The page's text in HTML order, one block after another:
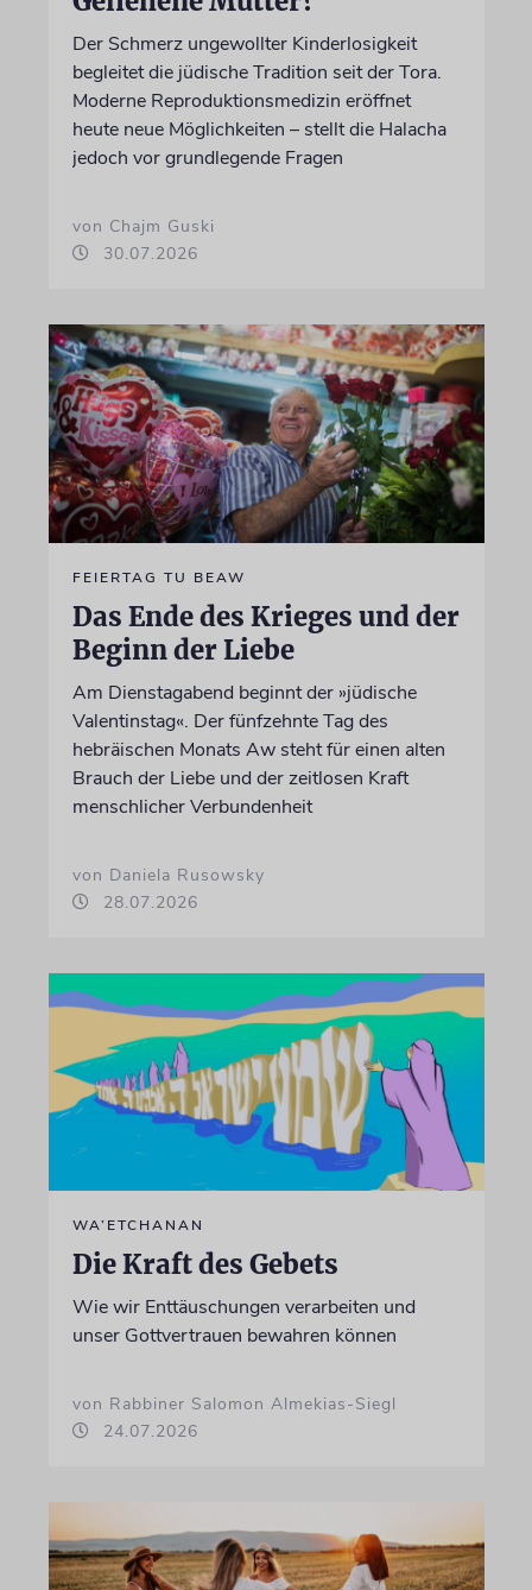
Der Schmerz ungewollter Kinderlosigkeit
begleitet die jüdische Tradition seit der Tora.
Moderne Reproduktionsmedizin eröffnet
heute neue Möglichkeiten – stellt die Halacha
jedoch vor grundlegende Fragen
von Chajm Guski
30.07.2026
FEIERTAG TU BEAW
Das Ende des Krieges und der
Beginn der Liebe
Am Dienstagabend beginnt der »jüdische
Valentinstag«. Der fünfzehnte Tag des
hebräischen Monats Aw steht für einen alten
Brauch der Liebe und der zeitlosen Kraft
menschlicher Verbundenheit
von Daniela Rusowsky
28.07.2026
WA’ETCHANAN
Die Kraft des Gebets
Wie wir Enttäuschungen verarbeiten und
unser Gottvertrauen bewahren können
von Rabbiner Salomon Almekias-Siegl
24.07.2026